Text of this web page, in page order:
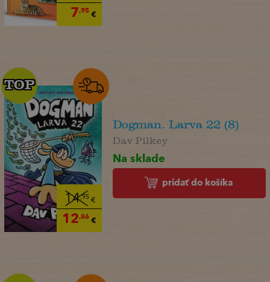
7,95€
14,95€
12,86€
TOP
TOP
Dogman. Larva 22 (8)
Dav Pilkey
Na sklade
pridať do košíka